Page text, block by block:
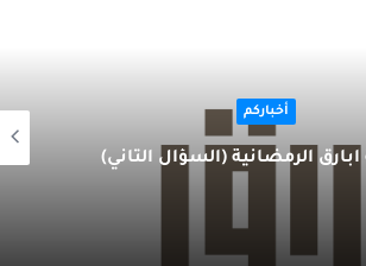
أخباركم
الرمضانية (السؤال الثاني)